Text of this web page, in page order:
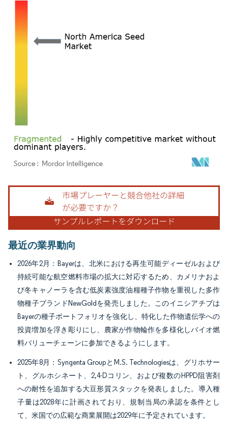
画像 © Mordor Intelligence。再利用にはCC BY 4.0の表示が必要です。
最近の業界動向
2026年2月：Bayerは、北米における再生可能ディーゼルおよび
持続可能な航空燃料市場の拡大に対応するため、カメリナおよ
び冬キャノーラを含む低炭素強度油糧種子作物を重視した多作
物種子ブランドNewGoldを発売しました。このイニシアチブは
Bayerの種子ポートフォリオを強化し、特化した作物遺伝学への
投資増加を浮き彫りにし、農家が作物輪作を多様化しバイオ燃
料バリューチェーンに参加できるようにします。
2025年8月：Syngenta GroupとM.S. Technologiesは、グリホサー
ト、グルホシネート、2,4-Dコリン、および複数のHPPD阻害剤
への耐性を追加する大豆形質スタックを発表しました。導入種
子量は2028年に計画されており、規制当局の承認を条件とし
て、米国での広範な商業展開は2029年に予定されています。